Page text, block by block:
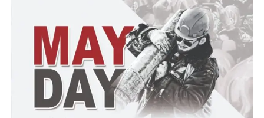
Peningkatan Gizi. Dengan adanya posyandu yang sasaran
utamanya bayi dan balita, sangat tepat untuk meningkatkan gizi